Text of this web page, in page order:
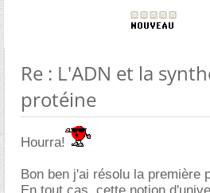
Re : L'ADN et la
protéine
Hourra!
Bon ben j'ai résolu la première